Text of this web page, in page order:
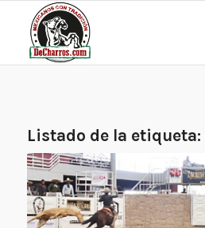
Listado de la etiqueta: